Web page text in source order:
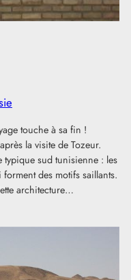
touche à sa fin !
la visite de Tozeur.
typique sud tunisienne : les
des motifs saillants.
architecture…